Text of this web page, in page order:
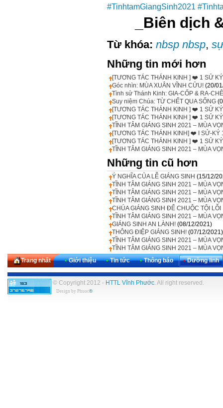
#TinhtamGiangSinh2021 #
_Biên dịch
Từ khóa: nbsp nbsp,
Những tin mới hơn
[TƯƠNG TÁC THÁNH KINH ] ❤️ 1 SỬ
Góc nhìn: MÙA XUÂN VĨNH CỬU! (20/
Tình sử Thánh Kinh: GIA-CỐP & RA-
Suy niệm Chúa: TỪ CHẾT QUA SỐNG
[TƯƠNG TÁC THÁNH KINH ] ❤️ 1 SỬ
[TƯƠNG TÁC THÁNH KINH ] ❤️ 1 SỬ
TĨNH TÂM GIÁNG SINH 2021 – MÙA
[TƯƠNG TÁC THÁNH KINH] ❤️ I SỬ-KÝ
[TƯƠNG TÁC THÁNH KINH ] ❤️ 1 SỬ
TĨNH TÂM GIÁNG SINH 2021 – MÙA
Những tin cũ hơn
Ý NGHĨA CỦA LỄ GIÁNG SINH (15/12/
TĨNH TÂM GIÁNG SINH 2021 – MÙA
TĨNH TÂM GIÁNG SINH 2021 – MÙA
TĨNH TÂM GIÁNG SINH 2021 – MÙA
CHÚA GIÁNG SINH ĐỂ CHUỘC TỘI
TĨNH TÂM GIÁNG SINH 2021 – MÙA
GIÁNG SINH AN LÀNH! (08/12/2021)
THÔNG ĐIỆP GIÁNG SINH! (07/12/2021)
TĨNH TÂM GIÁNG SINH 2021 – MÙA
TĨNH TÂM GIÁNG SINH 2021 – MÙA
Trang nhất
• Giới thiệu • Tin tức • Thông báo • Dưỡng linh
© Copyright 2012 - HTTL Vĩnh Phước. All right reserved.
Design by Phuoc®